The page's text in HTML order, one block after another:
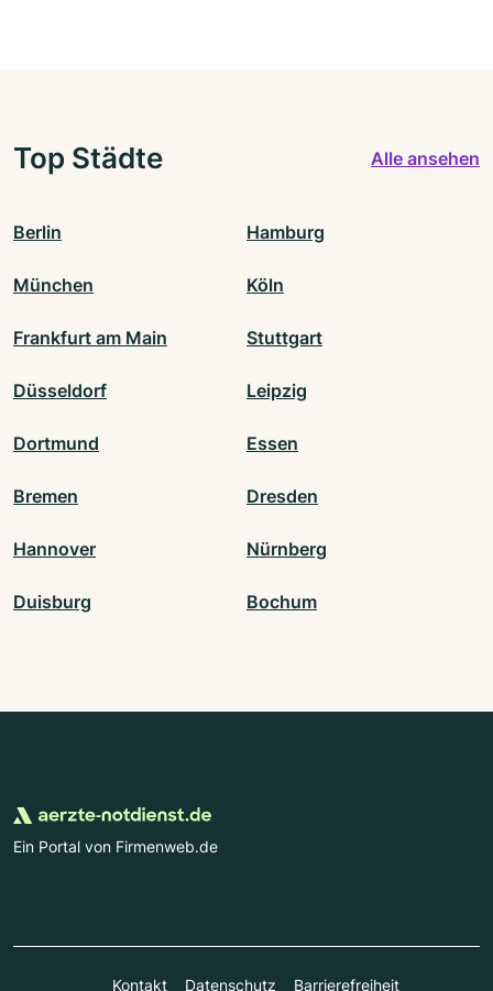
Top Städte Alle ansehen
Berlin Hamburg
München Köln
Frankfurt am Main Stuttgart
Düsseldorf Leipzig
Dortmund Essen
Bremen Dresden
Hannover Nürnberg
Duisburg Bochum
Ein Portal von Firmenweb.de
Kontakt Datenschutz Barrierefreiheit